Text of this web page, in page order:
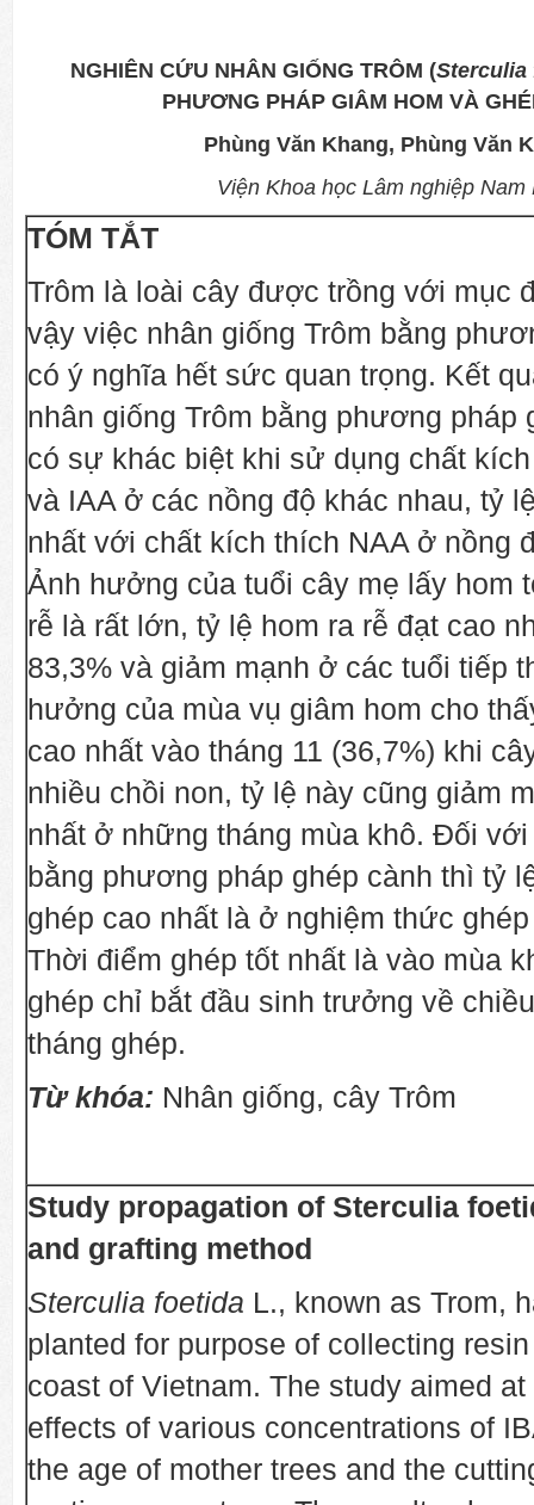
NGHIÊN CỨU NHÂN GIỐNG TRÔM (
PHƯƠNG PHÁP GIÂM HOM VÀ
Phùng Văn Khang, Phùng Văn
Viện Khoa học Lâm nghiệp Nam
TÓM TẮT
Trôm là loài cây được trồng với mục
vậy việc nhân giống Trôm bằng
có ý nghĩa hết sức quan trọng. Kết
nhân giống Trôm bằng phương pháp
có sự khác biệt khi sử dụng chất
và IAA ở các nồng độ khác nhau, tỷ
nhất với chất kích thích NAA ở nồng
Ảnh hưởng của tuổi cây mẹ lấy hom
rễ là rất lớn, tỷ lệ hom ra rễ đạt cao
83,3% và giảm mạnh ở các tuổi tiếp
hưởng của mùa vụ giâm hom cho
cao nhất vào tháng 11 (36,7%) khi
nhiều chồi non, tỷ lệ này cũng giảm
nhất ở những tháng mùa khô. Đối
bằng phương pháp ghép cành thì tỷ
ghép cao nhất là ở nghiệm thức
Thời điểm ghép tốt nhất là vào mùa
ghép chỉ bắt đầu sinh trưởng về
tháng ghép.
Từ khóa: Nhân giống, cây Trôm
Study propagation of Sterculia
and grafting method
Sterculia foetida L., known as Trom,
planted for purpose of collecting
coast of Vietnam. The study aimed
effects of various concentrations of
the age of mother trees and the